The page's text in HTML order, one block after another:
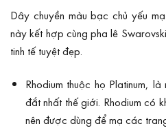
Dây chuyền màu bạc chủ yếu
này kết hợp cùng pha lê
tinh tế tuyệt đẹp.
Rhodium thuộc họ Platinum,
đắt nhất thế giới. Rhodium có
nên được dùng để mạ các